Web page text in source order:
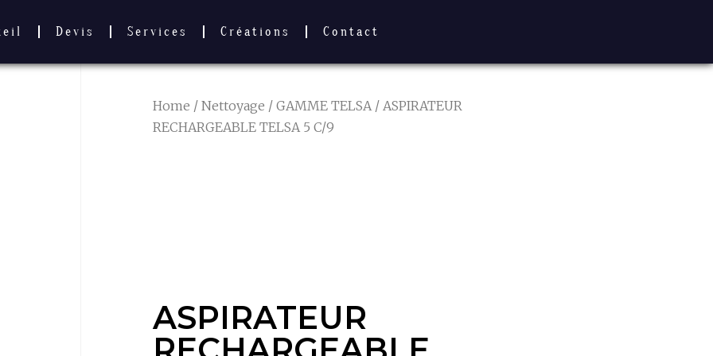
Devis Services Créations Contact
Home / Nettoyage / GAMME TELSA/ ASPIRATEUR
RECHARGEABLE TELSA 5 C/9
ASPIRATEUR